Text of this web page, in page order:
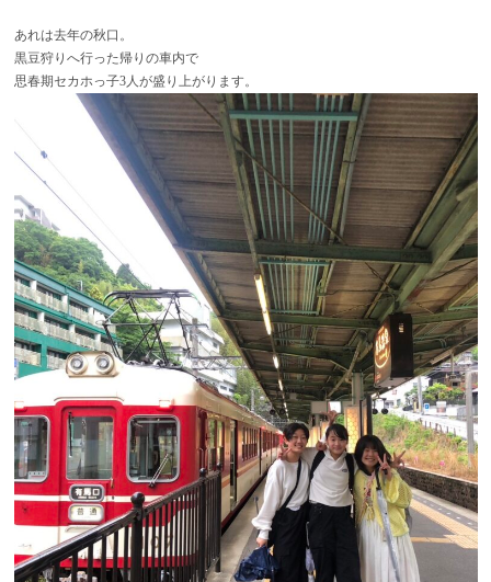
あれは去年の秋口。
黒豆狩りへ行った帰りの車内で
思春期セカホっ子3人が盛り上がります。